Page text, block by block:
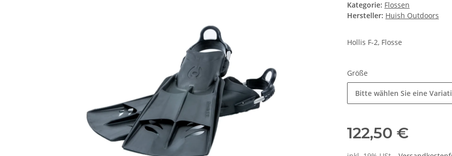
Kategorie: Flossen
Hersteller: Huish Outdoors
Hollis F-2, Flosse
Größe
Bitte wählen Sie eine
122,50 €